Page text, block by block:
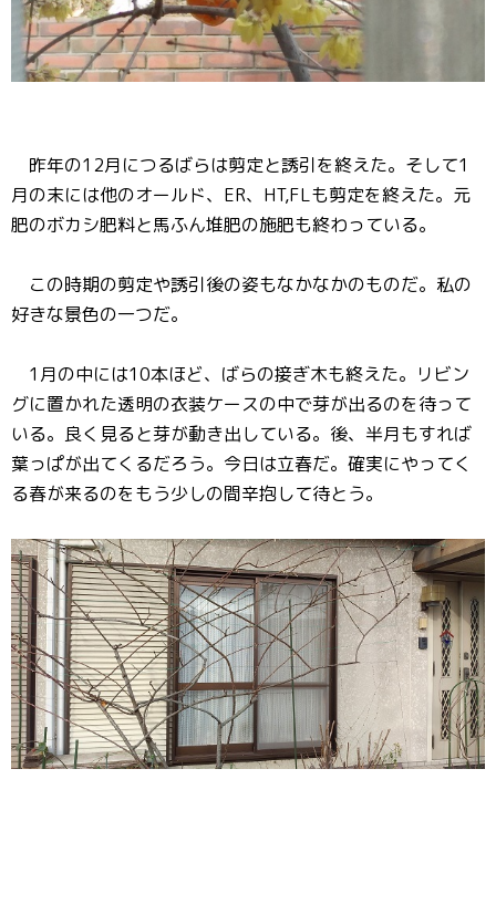
昨年の12月につるばらは剪定と誘引を終えた。そして1
月の末には他のオールド、ER、HT,FLも剪定を終えた。元
肥のボカシ肥料と馬ふん堆肥の施肥も終わっている。
この時期の剪定や誘引後の姿もなかなかのものだ。私の
好きな景色の一つだ。
1月の中には10本ほど、ばらの接ぎ木も終えた。リビン
グに置かれた透明の衣装ケースの中で芽が出るのを待って
いる。良く見ると芽が動き出している。後、半月もすれば
葉っぱが出てくるだろう。今日は立春だ。確実にやってく
る春が来るのをもう少しの間辛抱して待とう。